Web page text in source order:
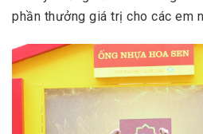
phần thưởng giá trị cho các em